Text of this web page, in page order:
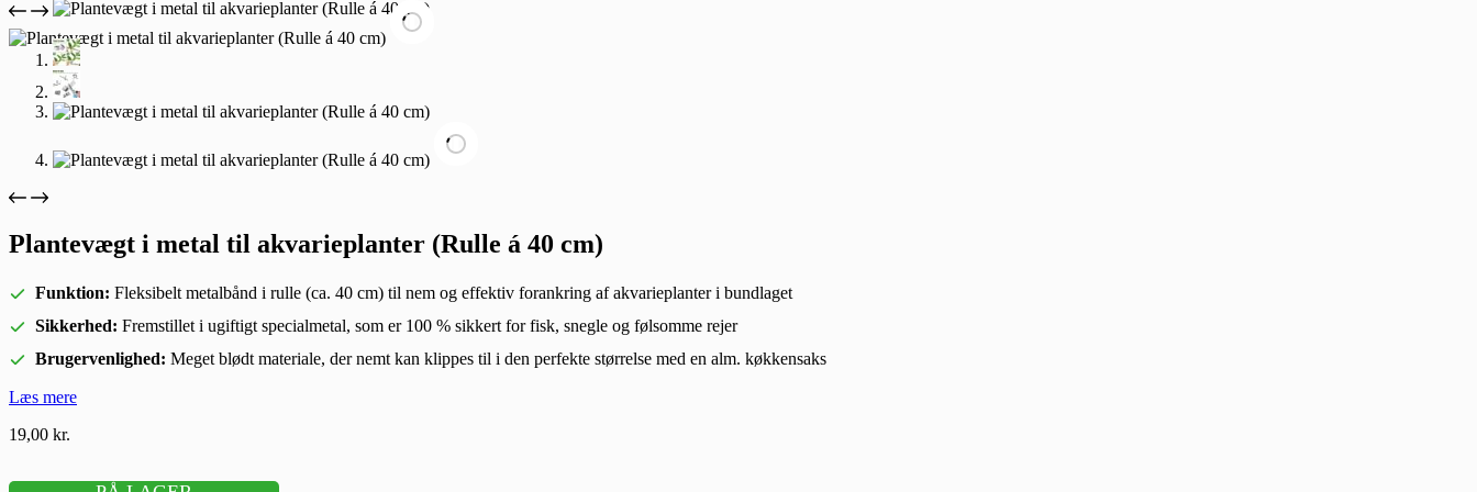
Plantevægt i metal til akvarieplanter (Rulle á 40 cm)
Funktion: Fleksibelt metalbånd i rulle (ca. 40 cm) til nem og effektiv forankring af akvarieplanter i bundlaget
Sikkerhed: Fremstillet i ugiftigt specialmetal, som er 100 % sikkert for fisk, snegle og følsomme rejer
Brugervenlighed: Meget blødt materiale, der nemt kan klippes til i den perfekte størrelse med en alm. køkkensaks
Læs mere
19,00 kr.